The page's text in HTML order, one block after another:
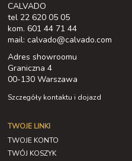
CALVADO
tel 22 620 05 05
kom. 601 44 71 44
mail: calvado@calvado.com
Adres showroomu
Graniczna 4
00-130 Warszawa
Szczegóły kontaktu i dojazd
TWOJE LINKI
TWOJE KONTO
TWÓJ KOSZYK